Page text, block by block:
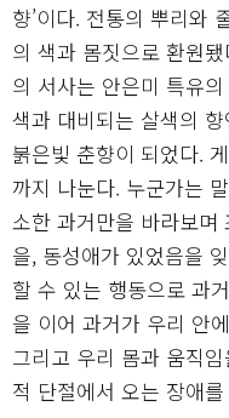
향’이다. 전통의 뿌리와
의 색과 몸짓으로 환원
의 서사는 안은미 특유
색과 대비되는 살색의
붉은빛 춘향이 되었다.
까지 나눈다. 누군가는
소한 과거만을 바라보며
을, 동성애가 있었음을
할 수 있는 행동으로 과
을 이어 과거가 우리 안
그리고 우리 몸과 움직
적 단절에서 오는 장애